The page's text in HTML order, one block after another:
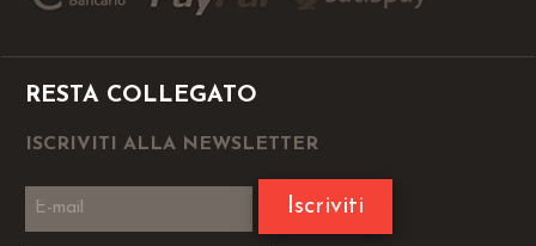
RESTA COLLEGATO
ISCRIVITI ALLA NEWSLETTER
Iscriviti